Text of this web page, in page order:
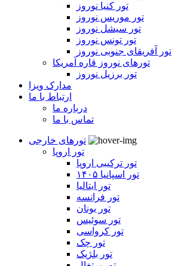
تور کنیا نوروز
تور موریس نوروز
تور سیشل نوروز
تور تونس نوروز
تور آفریقای جنوبی نوروز
تورهای نوروز قاره آمریکا
تور برزیل نوروز
مدارک ویزا
ارتباط با ما
درباره ما
تماس با ما
تورهای خارجی
تور اروپا
تور ترکیبی اروپا
تور اسپانیا ۱۴۰۵
تور ایتالیا
تور فرانسه
تور یونان
تور سوئیس
تور کرواسی
تور چک
تور بلژیک